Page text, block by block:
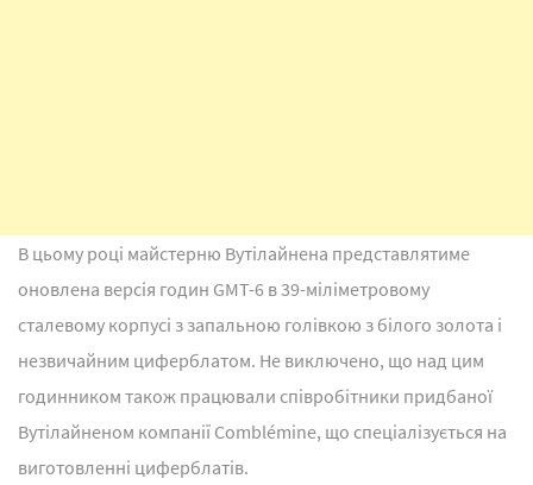
В цьому році майстерню Вутілайнена представлятиме
оновлена версія годин GMT-6 в 39-міліметровому
сталевому корпусі з запальною голівкою з білого золота і
незвичайним циферблатом. Не виключено, що над цим
годинником також працювали співробітники придбаної
Вутілайненом компанії Comblémine, що спеціалізується на
виготовленні циферблатів.